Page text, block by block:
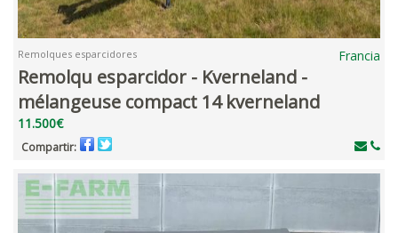
Remolques esparcidores Francia
Remolqu esparcidor - Kverneland -
mélangeuse compact 14 kverneland
11.500€
Compartir: